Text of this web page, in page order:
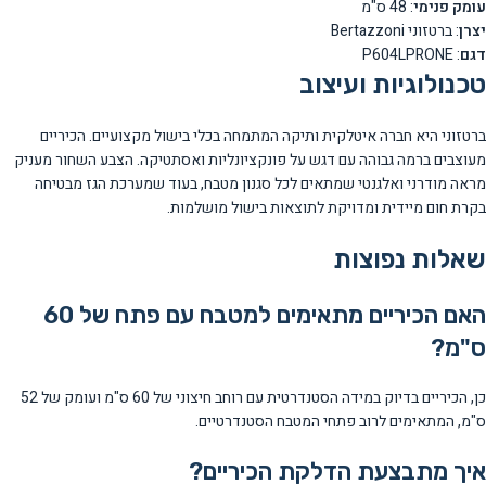
עומק פנימי: 48 ס"מ
יצרן: ברטזוני Bertazzoni
דגם: P604LPRONE
טכנולוגיות ועיצוב
ברטזוני היא חברה איטלקית ותיקה המתמחה בכלי בישול מקצועיים. הכיריים
מעוצבים ברמה גבוהה עם דגש על פונקציונליות ואסתטיקה. הצבע השחור מעניק
מראה מודרני ואלגנטי שמתאים לכל סגנון מטבח, בעוד שמערכת הגז מבטיחה
בקרת חום מיידית ומדויקת לתוצאות בישול מושלמות.
שאלות נפוצות
האם הכיריים מתאימים למטבח עם פתח של 60
ס"מ?
כן, הכיריים בדיוק במידה הסטנדרטית עם רוחב חיצוני של 60 ס"מ ועומק של 52
ס"מ, המתאימים לרוב פתחי המטבח הסטנדרטיים.
איך מתבצעת הדלקת הכיריים?